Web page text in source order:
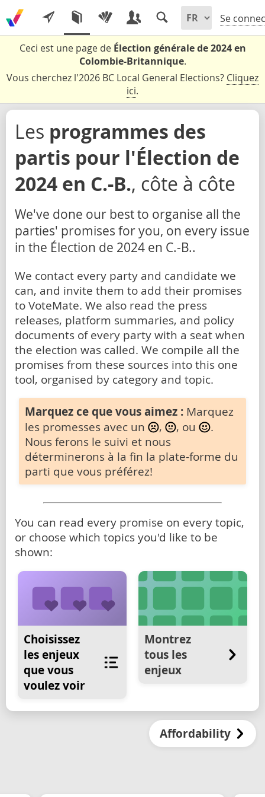
Se
Ceci est une page de Élection générale de 2024 en
Colombie-Britannique.
Vous cherchez l'2026 BC Local General Elections? Cliquez
ici.
Les programmes des
partis pour l'Élection de
2024 en C.-B., côte à côte
We've done our best to organise all the
parties' promises for you, on every issue
in the Élection de 2024 en C.-B..
We contact every party and candidate we
can, and invite them to add their promises
to VoteMate. We also read the press
releases, platform summaries, and policy
documents of every party with a seat when
the election was called. We compile all the
promises from these sources into this one
tool, organised by category and topic.
Marquez ce que vous aimez : Marquez
les promesses avec un
, , ou
.
Nous ferons le suivi et nous
déterminerons à la fin la plate-forme du
parti que vous préférez!
You can read every promise on every topic,
or choose which topics you'd like to be
shown:
Choisissez
les enjeux
que vous
voulez voir
Montrez
tous les
enjeux
Affordability